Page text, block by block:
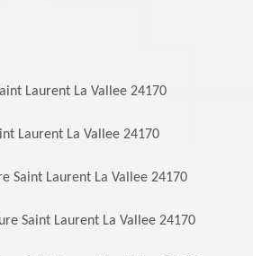
Laurent La Vallee 24170
Laurent La Vallee 24170
Saint Laurent La Vallee 24170
Saint Laurent La Vallee 24170